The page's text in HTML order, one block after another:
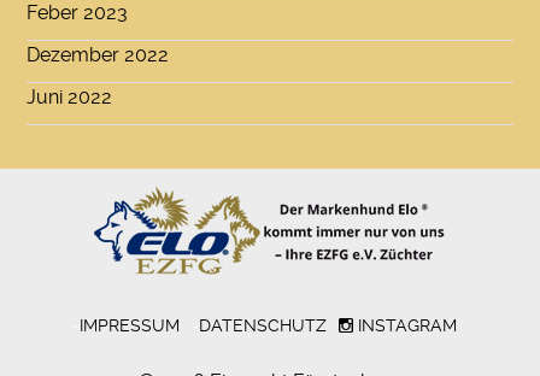
Feber 2023
Dezember 2022
Juni 2022
IMPRESSUM DATENSCHUTZ INSTAGRAM